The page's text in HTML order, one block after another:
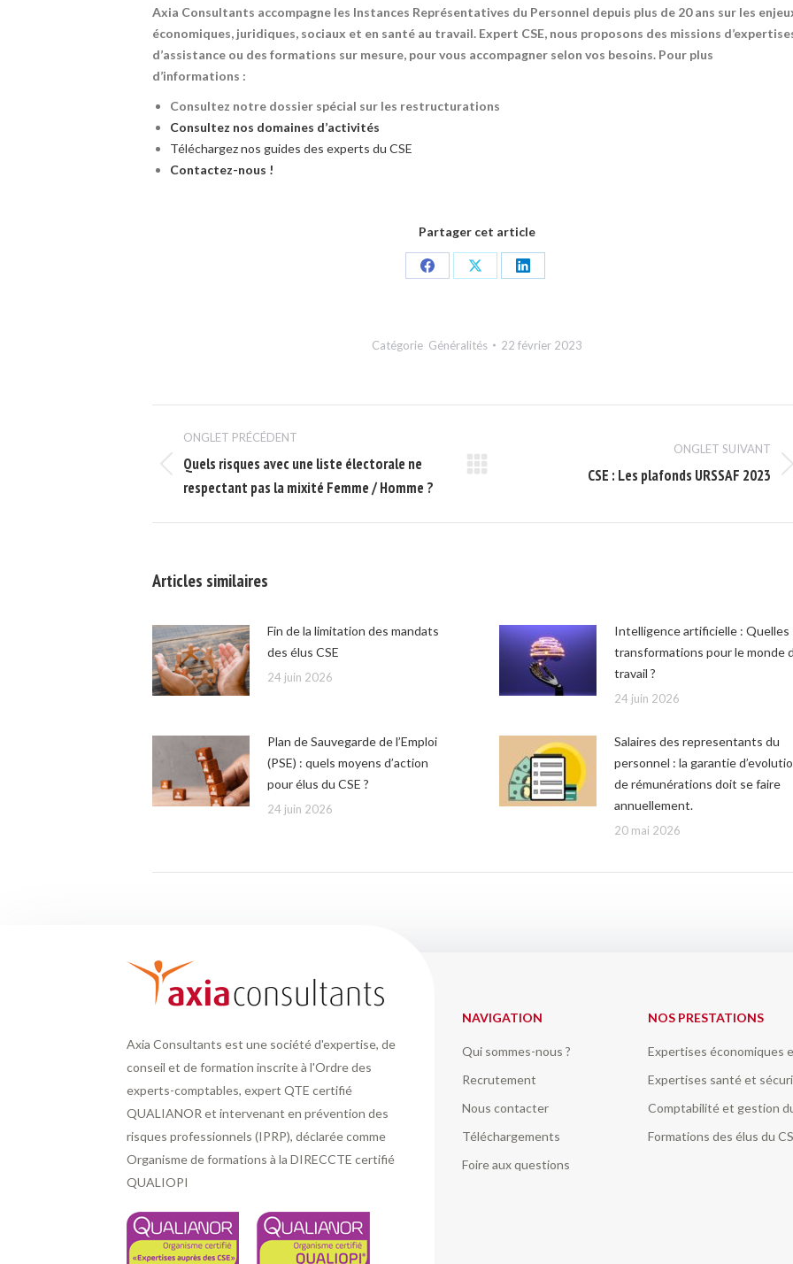
Axia Consultants accompagne les Instances Représentatives du Personnel depuis plus de 20 ans sur les
économiques, juridiques, sociaux et en santé au travail. Expert CSE, nous proposons des missions
d’assistance ou des formations sur mesure, pour vous accompagner selon vos besoins. Pour plus
d’informations :
Consultez notre dossier spécial sur les restructurations
Consultez nos domaines d’activités
Téléchargez nos guides des experts du CSE
Contactez-nous !
Partager cet article
Share
Share
Share
Catégorie Généralités 22 février 2023
Navigation
de
commentaire
ONGLET PRÉCÉDENT
Onglet
précédent
Quels risques avec une liste électorale ne
respectant pas la mixité Femme / Homme ?
ONGLET SUIVANT
CSE : Les plafonds URSSAF 2023
Articles similaires
Fin de la limitation des mandats
des élus CSE
24 juin 2026
Intelligence artificielle : Quelles
transformations pour le monde
travail ?
24 juin 2026
Plan de Sauvegarde de l’Emploi
(PSE) : quels moyens d’action
pour élus du CSE ?
24 juin 2026
Salaires des representants du
personnel : la garantie
de rémunérations doit se faire
annuellement.
20 mai 2026
Axia Consultants est une société d'expertise, de
conseil et de formation inscrite à l'Ordre des
experts-comptables, expert QTE certifié
QUALIANOR et intervenant en prévention des
risques professionnels (IPRP), déclarée comme
Organisme de formations à la DIRECCTE certifié
QUALIOPI
NAVIGATION
Qui sommes-nous ?
Recrutement
Nous contacter
Téléchargements
Foire aux questions
NOS PRESTATIONS
Expertises économiques
Expertises santé et
Comptabilité et gestion
Formations des élus du